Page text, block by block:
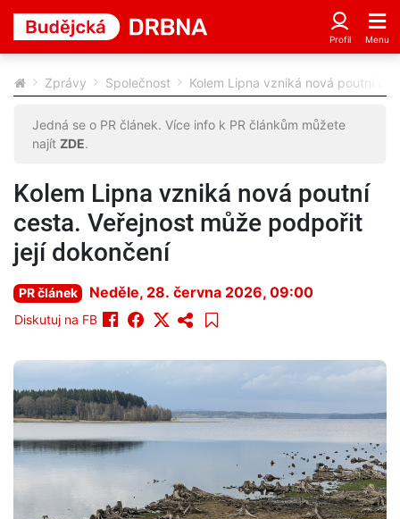
Zprávy Společnost Kolem Lipna vzniká nová poutní
Jedná se o PR článek. Více info k PR článkům můžete
najít ZDE.
Kolem Lipna vzniká nová poutní
cesta. Veřejnost může podpořit
její dokončení
PR článek Neděle, 28. června 2026, 09:00
Diskutuj na FB